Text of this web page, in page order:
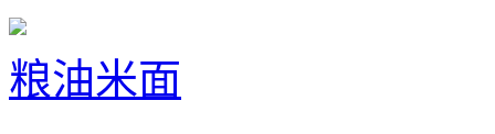
粮油米面